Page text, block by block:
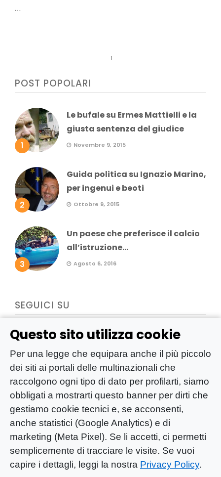
Questo sito utilizza cookie
Per una legge che equipara anche il più piccolo
dei siti ai portali delle multinazionali che
raccolgono ogni tipo di dato per profilarti, siamo
obbligati a mostrarti questo banner per dirti che
gestiamo cookie tecnici e, se acconsenti,
anche statistici (Google Analytics) e di
marketing (Meta Pixel). Se li accetti, ci permetti
semplicemente di tracciare le visite. Se vuoi
capire i dettagli, leggi la nostra Privacy Policy.
…
1
POST POPOLARI
1
Le bufale su Ermes Mattielli e la
giusta sentenza del giudice
Novembre 9, 2015
2
Guida politica su Ignazio Marino,
per ingenui e beoti
Ottobre 9, 2015
3
Un paese che preferisce il calcio
all’istruzione...
Agosto 6, 2016
SEGUICI SU
YOU-ng Slow Journalism è una testata